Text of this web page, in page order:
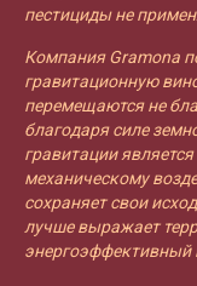
пестициды не
Компания Gramona
гравитационную
перемещаются не
благодаря силе
гравитации
механическому
сохраняет свои
лучше выражает
энергоэффективный